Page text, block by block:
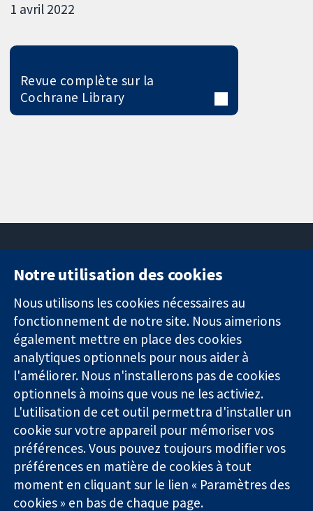
1 avril 2022
Revue complète sur la
Cochrane Library
Des données
probantes.
Des décisions
éclairées.
Une meilleure
santé.
11-13 Cavendish
Square
Londres
W1G0AN
Royaume-Uni
nous
Actualités
Service de
presse
Qui sommes-
nous
Offres
d'emploi
Library
La Collaboration Cochrane est une association caritative (n°
1045921) et une société à responsabilité limitée par garantie (n°
Notre utilisation des cookies
Nous utilisons les cookies nécessaires au
fonctionnement de notre site. Nous aimerions
également mettre en place des cookies
analytiques optionnels pour nous aider à
l'améliorer. Nous n'installerons pas de cookies
optionnels à moins que vous ne les activiez.
L'utilisation de cet outil permettra d'installer un
cookie sur votre appareil pour mémoriser vos
préférences. Vous pouvez toujours modifier vos
préférences en matière de cookies à tout
moment en cliquant sur le lien « Paramètres des
cookies » en bas de chaque page.